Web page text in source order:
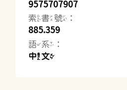
9575707907
索書號：
885.359
語系：
中文